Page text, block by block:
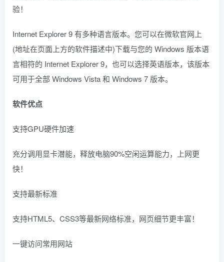
验！
Internet Explorer 9 有多种语言版本。您可以在微软官网上
(地址在页面上方的软件描述中)下载与您的 Windows 版本语
言相符的 Internet Explorer 9，也可以选择英语版本，该版本
可用于全部 Windows Vista 和 Windows 7 版本。
软件优点
支持GPU硬件加速
充分调用显卡潜能，释放电脑90%空闲运算能力，上网更
快！
支持最新标准
支持HTML5、CSS3等最新网络标准，网页细节更丰富！
一键访问常用网站